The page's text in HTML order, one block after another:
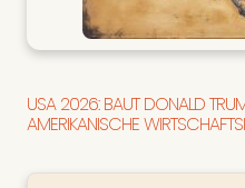
USA 2026: BAUT DONALD
AMERIKANISCHE